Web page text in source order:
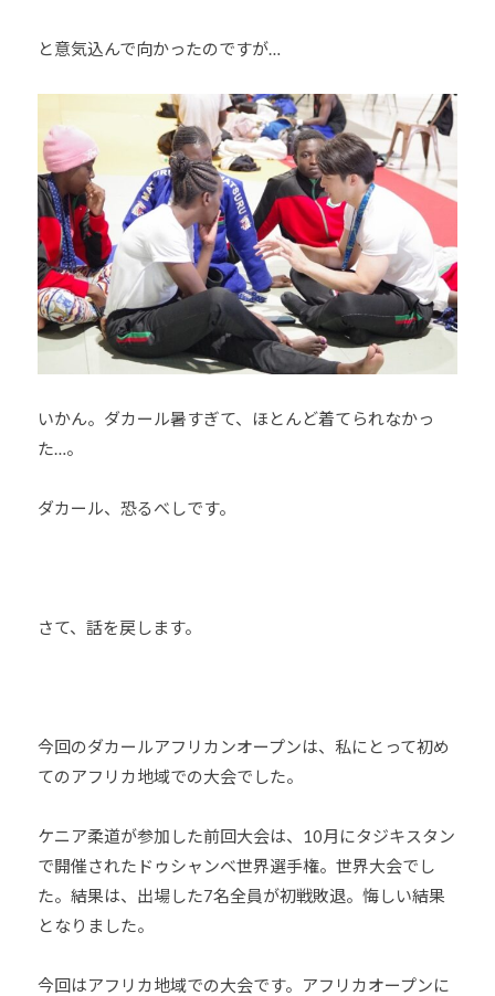
と意気込んで向かったのですが…
いかん。ダカール暑すぎて、ほとんど着てられなかっ
た…。
ダカール、恐るべしです。
さて、話を戻します。
今回のダカールアフリカンオープンは、私にとって初め
てのアフリカ地域での大会でした。
ケニア柔道が参加した前回大会は、10月にタジキスタン
で開催されたドゥシャンベ世界選手権。世界大会でし
た。結果は、出場した7名全員が初戦敗退。悔しい結果
となりました。
今回はアフリカ地域での大会です。アフリカオープンに